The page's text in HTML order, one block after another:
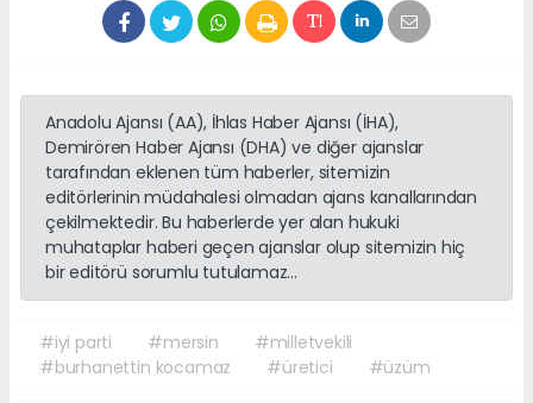
Anadolu Ajansı (AA), İhlas Haber Ajansı (İHA),
Demirören Haber Ajansı (DHA) ve diğer ajanslar
tarafından eklenen tüm haberler, sitemizin
editörlerinin müdahalesi olmadan ajans kanallarından
çekilmektedir. Bu haberlerde yer alan hukuki
muhataplar haberi geçen ajanslar olup sitemizin hiç
bir editörü sorumlu tutulamaz...
#iyi parti #mersin
#milletvekili
#burhanettin kocamaz
#üretici #üzüm